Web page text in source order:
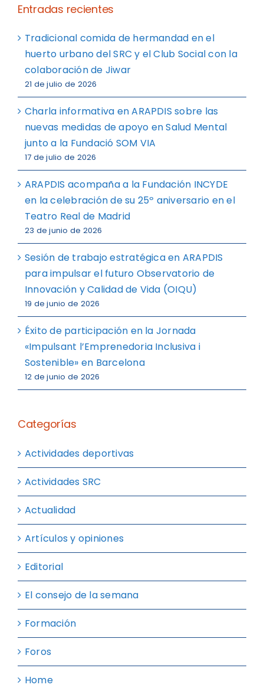
Entradas recientes
Tradicional comida de hermandad en el
huerto urbano del SRC y el Club Social con la
colaboración de Jiwar
21 de julio de 2026
Charla informativa en ARAPDIS sobre las
nuevas medidas de apoyo en Salud Mental
junto a la Fundació SOM VIA
17 de julio de 2026
ARAPDIS acompaña a la Fundación INCYDE
en la celebración de su 25º aniversario en el
Teatro Real de Madrid
23 de junio de 2026
Sesión de trabajo estratégica en ARAPDIS
para impulsar el futuro Observatorio de
Innovación y Calidad de Vida (OIQU)
19 de junio de 2026
Éxito de participación en la Jornada
«Impulsant l’Emprenedoria Inclusiva i
Sostenible» en Barcelona
12 de junio de 2026
Categorías
Actividades deportivas
Actividades SRC
Actualidad
Artículos y opiniones
Editorial
El consejo de la semana
Formación
Foros
Home